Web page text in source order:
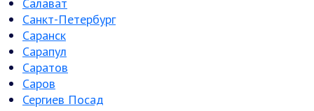
Санкт-Петербург
Саранск
Сарапул
Саратов
Саров
Сергиев Посад